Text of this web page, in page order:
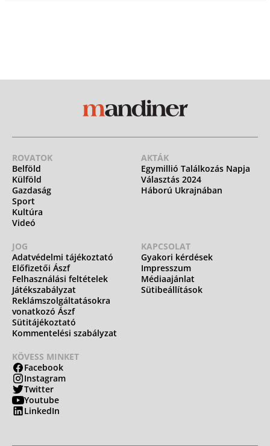
ROVATOK
Belföld
Külföld
Gazdaság
Sport
Kultúra
Videó
AKTÁK
Egymillió Találkozás Napja
Választás 2024
Háború Ukrajnában
JOG
Adatvédelmi tájékoztató
Előfizetői Ászf
Felhasználási feltételek
Játékszabályzat
Reklámszolgáltatásokra
vonatkozó Ászf
Sütitájékoztató
Kommentelési szabályzat
KAPCSOLAT
Gyakori kérdések
Impresszum
Médiaajánlat
Sütibeállítások
KÖVESS MINKET
Facebook
Instagram
Twitter
Youtube
LinkedIn